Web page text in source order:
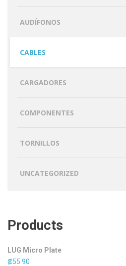
AUDÍFONOS
CABLES
CARGADORES
COMPONENTES
TORNILLOS
UNCATEGORIZED
Products
LUG Micro Plate
₡55.90